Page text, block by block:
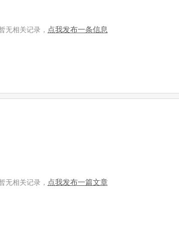
无相关记录， 点我发布一条信息
无相关记录， 点我发布一篇文章